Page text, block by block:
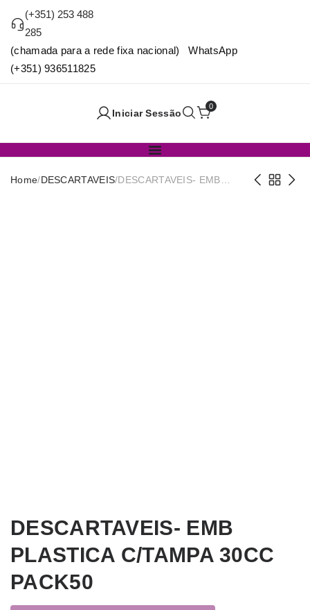
(+351) 253 488
285
(chamada para a rede fixa nacional) WhatsApp
(+351) 936511825
Iniciar Sessão
0
Home/DESCARTAVEIS/DESCARTAVEIS- EMB
DESCARTAVEIS- EMB
PLASTICA C/TAMPA 30CC
PACK50